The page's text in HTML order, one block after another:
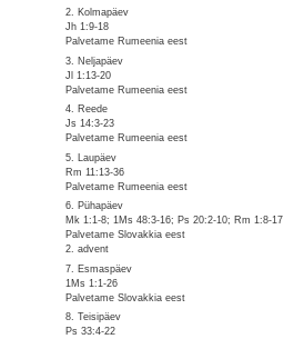
2. Kolmapäev
Jh 1:9-18
Palvetame Rumeenia eest
3. Neljapäev
Jl 1:13-20
Palvetame Rumeenia eest
4. Reede
Js 14:3-23
Palvetame Rumeenia eest
5. Laupäev
Rm 11:13-36
Palvetame Rumeenia eest
6. Pühapäev
Mk 1:1-8; 1Ms 48:3-16; Ps 20:2-10; Rm 1:8-17
Palvetame Slovakkia eest
2. advent
7. Esmaspäev
1Ms 1:1-26
Palvetame Slovakkia eest
8. Teisipäev
Ps 33:4-22